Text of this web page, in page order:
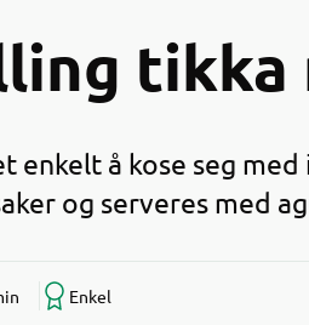
tikka
enkelt å kose seg
og serveres med
Enkel